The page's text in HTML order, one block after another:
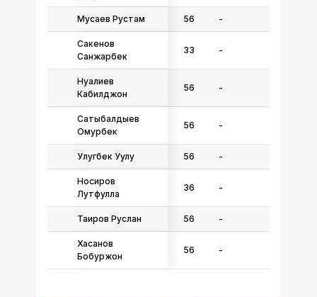
Мусаев Рустам 56 -
Сакенов
Санжарбек
33 -
Нуалиев
Кабилджон
56 -
Сатыбалдыев
Омурбек
56 -
Улугбек Уулу 56 -
Носиров
Лутфулла
36 -
Таиров Руслан 56 -
Хасанов
Бобуржон
56 -